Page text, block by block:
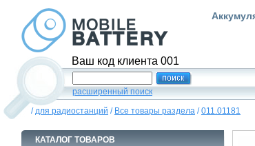
Ваш код клиента 001
расширенный поиск
/для радиостанций / Все товары раздела /011.01181
КАТАЛОГ ТОВАРОВ